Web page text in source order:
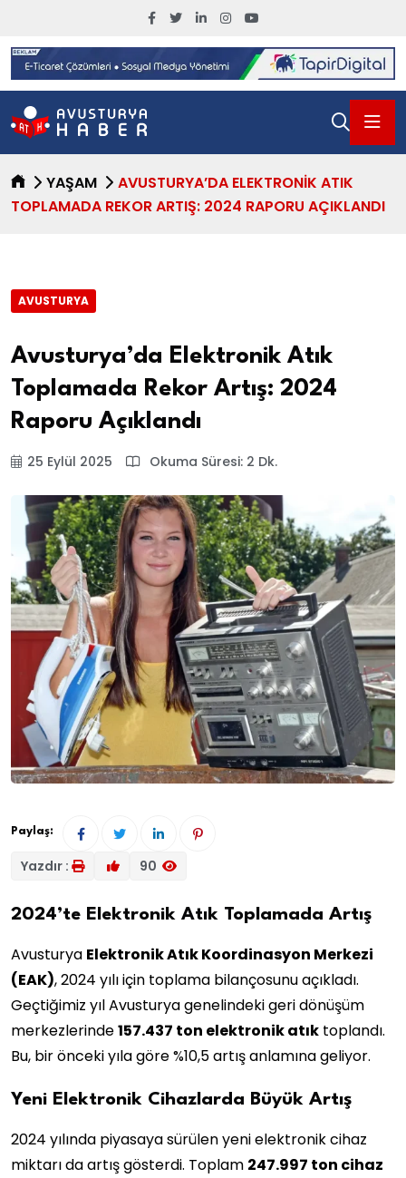
YAŞAM
AVUSTURYA’DA ELEKTRONIK ATIK
TOPLAMADA REKOR ARTIŞ: 2024 RAPORU AÇIKLANDI
AVUSTURYA
Avusturya’da Elektronik Atık
Toplamada Rekor Artış: 2024
Raporu Açıklandı
25 Eylül 2025 Okuma Süresi: 2 Dk.
Paylaş:
Yazdır : 90
2024’te Elektronik Atık Toplamada Artış
Avusturya Elektronik Atık Koordinasyon Merkezi
(EAK), 2024 yılı için toplama bilançosunu açıkladı.
Geçtiğimiz yıl Avusturya genelindeki geri dönüşüm
merkezlerinde157.437 ton elektronik atık toplandı.
Bu, bir önceki yıla göre %10,5 artış anlamına geliyor.
Yeni Elektronik Cihazlarda Büyük Artış
2024 yılında piyasaya sürülen yeni elektronik cihaz
miktarı da artış gösterdi. Toplam 247.997 ton cihaz